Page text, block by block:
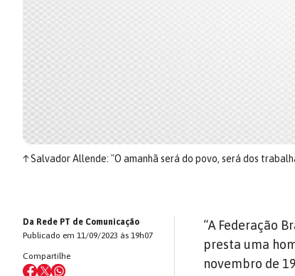
↑Salvador Allende: "O amanhã será do povo, será dos
Da Rede PT de Comunicação
Publicado em 11/09/2023 às 19h07
Compartilhe
“A Federação
presta uma
novembro de